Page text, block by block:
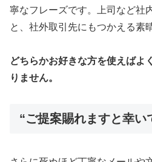
寧なフレーズです。上司など社
と、社外取引先にもつかえる素
どちらかお好きな方を使えばよ
りません。
“ご提案賜れますと幸い